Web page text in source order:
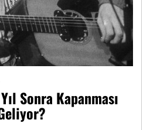
Sonra Kapanması